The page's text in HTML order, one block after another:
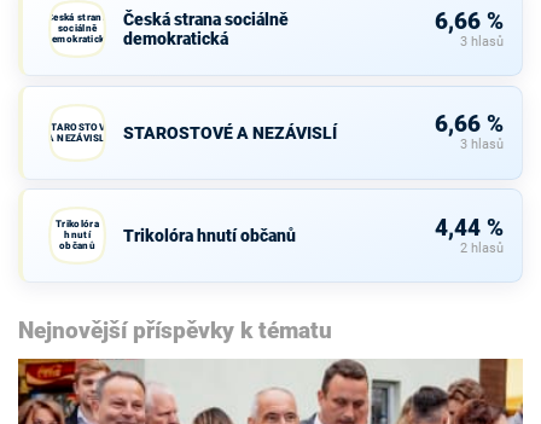
Česká strana
sociálně
demokratická
Česká strana sociálně
demokratická
6,66 %
3 hlasů
STAROSTOVÉ
A NEZÁVISLÍ
STAROSTOVÉ A NEZÁVISLÍ 6,66 %
3 hlasů
Trikolóra
hnutí
občanů
Trikolóra hnutí občanů 4,44 %
2 hlasů
Nejnovější příspěvky k tématu